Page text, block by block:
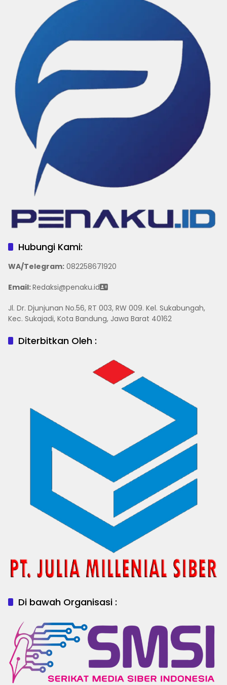
Hubungi Kami:
WA/Telegram: 082258671920
Email:Redaksi@penaku.id
Jl. Dr. Djunjunan No.56, RT 003, RW 009. Kel. Sukabungah,
Kec. Sukajadi, Kota Bandung, Jawa Barat 40162
Diterbitkan Oleh :
Di bawah Organisasi :